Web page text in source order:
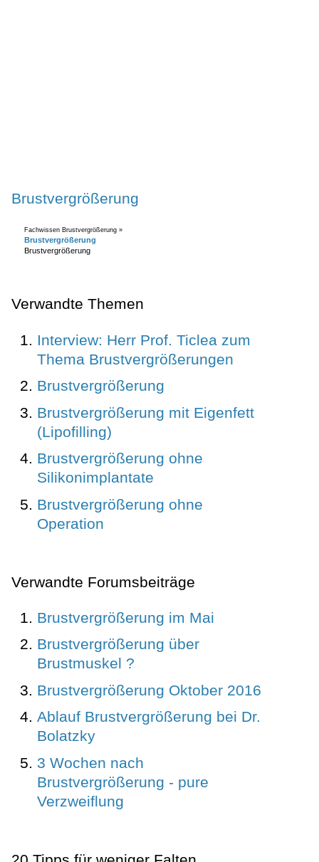
Brustvergrößerung
Fachwissen Brustvergrößerung »
Brustvergrößerung
Brustvergrößerung
Verwandte Themen
Interview: Herr Prof. Ticlea zum
Thema Brustvergrößerungen
Brustvergrößerung
Brustvergrößerung mit Eigenfett
(Lipofilling)
Brustvergrößerung ohne
Silikonimplantate
Brustvergrößerung ohne
Operation
Verwandte Forumsbeiträge
Brustvergrößerung im Mai
Brustvergrößerung über
Brustmuskel ?
Brustvergrößerung Oktober 2016
Ablauf Brustvergrößerung bei Dr.
Bolatzky
3 Wochen nach
Brustvergrößerung - pure
Verzweiflung